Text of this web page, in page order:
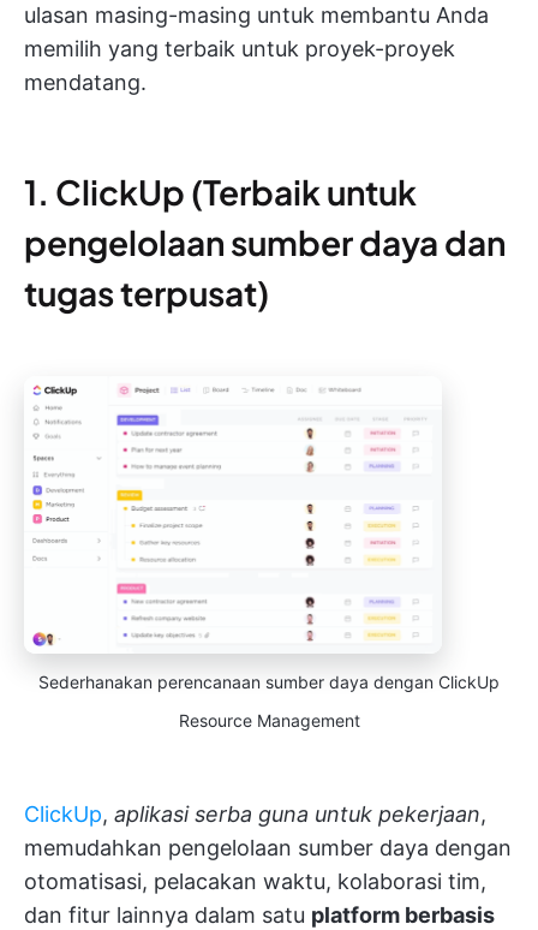
ulasan masing-masing untuk membantu Anda
memilih yang terbaik untuk proyek-proyek
mendatang.
1. ClickUp (Terbaik untuk
pengelolaan sumber daya dan
tugas terpusat)
Sederhanakan perencanaan sumber daya dengan ClickUp
Resource Management
ClickUp, aplikasi serba guna untuk pekerjaan,
memudahkan pengelolaan sumber daya dengan
otomatisasi, pelacakan waktu, kolaborasi tim,
dan fitur lainnya dalam satu platform berbasis